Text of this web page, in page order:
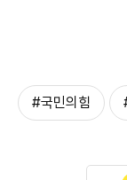
#국민의힘